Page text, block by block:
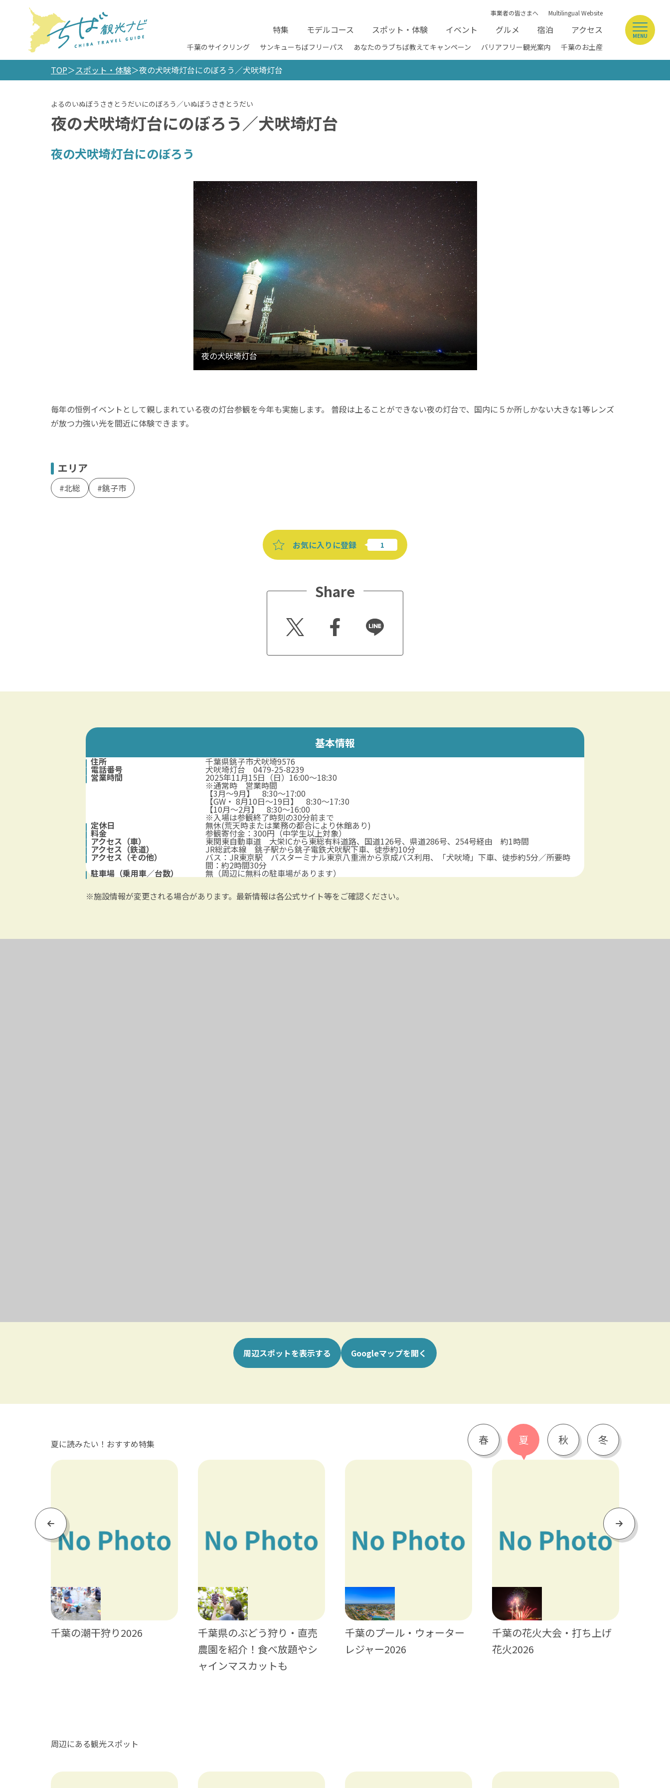
事業者の皆さまへ Multilingual Website
特集 モデルコース スポット・体験 イベント グルメ 宿泊 アクセス
千葉のサイクリング サンキューちばフリーパス あなたのラブちば教えてキャンペーン バリアフリー観光案内 千葉のお土産
MENU
TOP スポット・体験 夜の犬吠埼灯台にのぼろう／犬吠埼灯台
夜の犬吠埼灯台にのぼろう／犬吠埼灯台
夜の犬吠埼灯台にのぼろう
毎年の恒例イベントとして親しまれている夜の灯台参観を今年も実施します。 普段は上ることができない夜の灯台で、国内に５か所しかない大きな1等レンズ
が放つ力強い光を間近に体験できます。
エリア
北総 銚子市
お気に入りに登録
Share
Twitt
er
Faceb
ook
Line
基本情報
住所 千葉県銚子市犬吠埼9576
電話番号 犬吠埼灯台 0479-25-8239
営業時間 2025年11月15日（日）16:00～18:30
※通常時 営業時間
【3月～9月】 8:30～17:00
【GW・ 8月10日～19日】 8:30～17:30
【10月～2月】 8:30～16:00
※入場は参観終了時刻の30分前まで
定休日 無休(荒天時または業務の都合により休館あり)
料金 参観寄付金：300円（中学生以上対象）
アクセス（車） 東関東自動車道 大栄ICから東総有料道路、国道126号、県道286号、254号経由 約1時間
アクセス（鉄道） JR総武本線 銚子駅から銚子電鉄犬吠駅下車、徒歩約10分
アクセス（その他） バス：JR東京駅 バスターミナル東京八重洲から京成バス利用、「犬吠埼」下車、徒歩約5分／所要時
間：約2時間30分
駐車場（乗用車／台数）
無（周辺に無料の駐車場があります）
※施設情報が変更される場合があります。最新情報は各公式サイト等をご確認ください。
周辺スポットを表示する Googleマップを開く
春 夏 秋 冬
夏に読みたい！おすすめ特集
Previous
千葉の潮干狩り2026
千葉県のぶどう狩り・直売
農園を紹介！食べ放題やシ
ャインマスカットも
千葉のプール・ウォーター
レジャー2026
千葉の花火大会・打ち上げ
花火2026
Next
周辺にある観光スポット